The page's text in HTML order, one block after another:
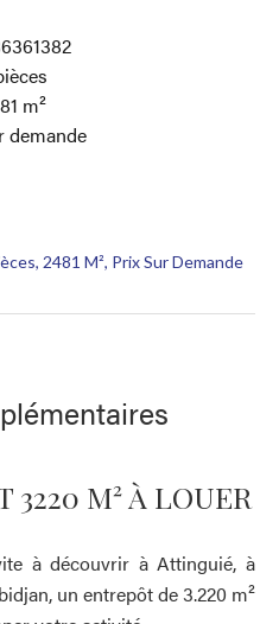
m²
demande
2481 M², Prix Sur Demande
3220 M² À LOUER
à découvrir à Attinguié, à
un entrepôt de 3.220 m²